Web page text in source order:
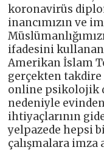
koronavirüs
inancımızın ve
ifadesini kullanan
Amerikan İslam
gerçekten
online psikolojik
nedeniyle
ihtiyaçlarının
yelpazede hepsi
çalışmalara imza